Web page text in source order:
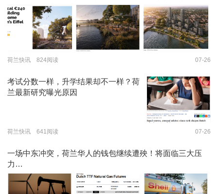
荷兰快讯 824阅读 07-26
考试分数一样，升学结果却不一样？荷
兰最新研究曝光原因
荷兰快讯 641阅读 07-26
一场中东冲突，荷兰华人的钱包继续遭殃！将面临三大压
力…